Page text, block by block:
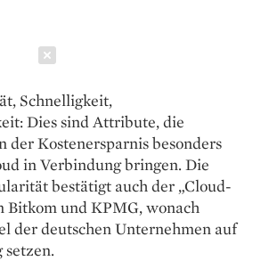
Schnelligkeit,
Dies sind Attribute, die
der Kostenersparnis besonders
in Verbindung bringen. Die
bestätigt auch der „Cloud-
Bitkom und KPMG, wonach
der deutschen Unternehmen auf